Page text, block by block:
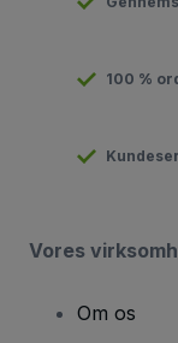
100 %
Vores
Om os